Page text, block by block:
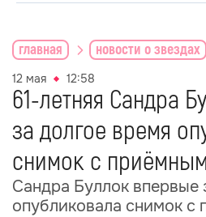
главная новости о звездах
12 мая 12:58
61-летняя Сандра
за долгое время
снимок с
Сандра Буллок впервые
опубликовала снимок